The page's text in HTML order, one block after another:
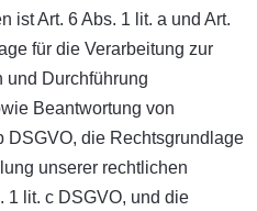
ist Art. 6 Abs. 1 lit. a und Art.
für die Verarbeitung zur
und Durchführung
Beantwortung von
DSGVO, die Rechtsgrundlage
unserer rechtlichen
1 lit. c DSGVO, und die